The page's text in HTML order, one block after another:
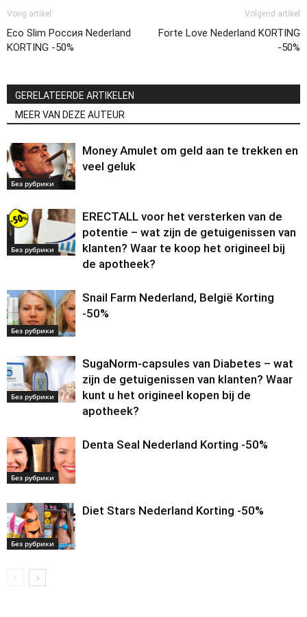
Vorig artikel
Eco Slim Россия Nederland
KORTING -50%
Volgend artikel
Forte Love Nederland KORTING
-50%
GERELATEERDE ARTIKELEN
MEER VAN DEZE AUTEUR
Без рубрики
Money Amulet om geld aan te trekken en
veel geluk
Без рубрики
ERECTALL voor het versterken van de
potentie – wat zijn de getuigenissen van
klanten? Waar te koop het origineel bij
de apotheek?
Без рубрики
Snail Farm Nederland, België Korting
-50%
Без рубрики
SugaNorm-capsules van Diabetes – wat
zijn de getuigenissen van klanten? Waar
kunt u het origineel kopen bij de
apotheek?
Без рубрики
Denta Seal Nederland Korting -50%
Без рубрики
Diet Stars Nederland Korting -50%